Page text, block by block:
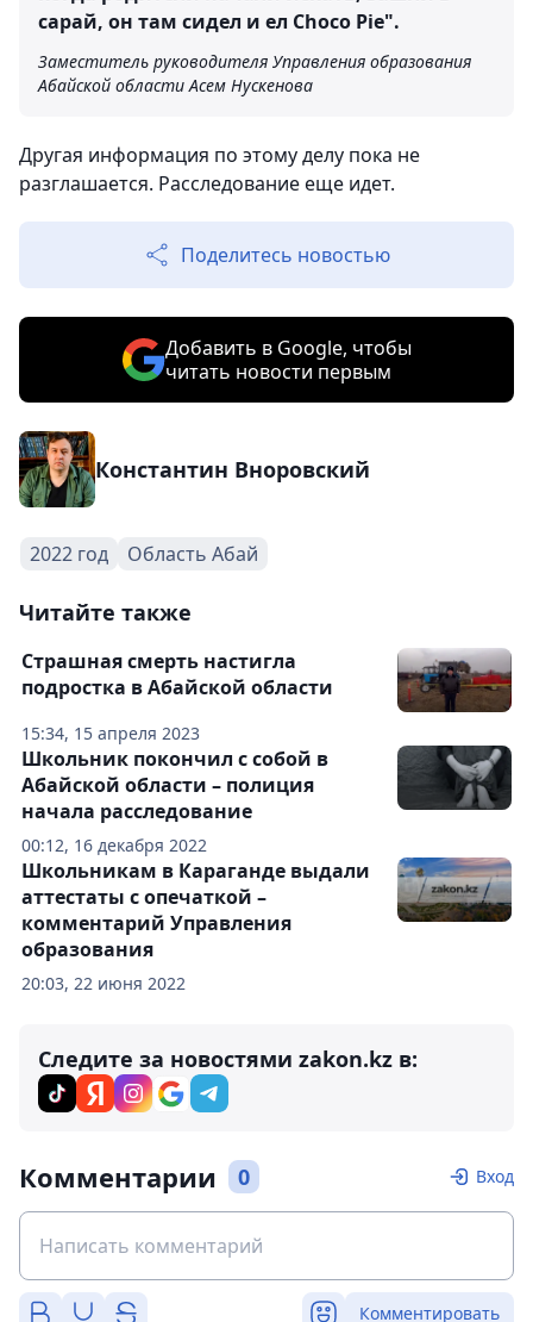
сарай, он там сидел и ел Choco Pie".
Заместитель руководителя Управления образования
Абайской области Асем Нускенова
Другая информация по этому делу пока не
разглашается. Расследование еще идет.
Поделитесь новостью
Добавить в Google, чтобы
читать новости первым
Константин Вноровский
2022 год Область Абай
Читайте также
15:34, 15 апреля 2023
Страшная смерть настигла
подростка в Абайской области
00:12, 16 декабря 2022
Школьник покончил с собой в
Абайской области – полиция
начала расследование
20:03, 22 июня 2022
Школьникам в Караганде выдали
аттестаты с опечаткой –
комментарий Управления
образования
Следите за новостями zakon.kz в:
Комментарии 0 Вход
Комментировать